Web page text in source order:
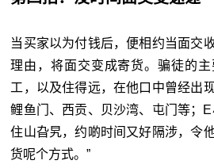
当买家以为付钱后，便相约当面交
理由，将面交变成寄货。骗徒的
工，以及住得远，在他口中曾经出
鲤鱼门、西贡、贝沙湾、屯门等；
住山旮旯，约啲时间又好隔涉，令
货呢个方式。”